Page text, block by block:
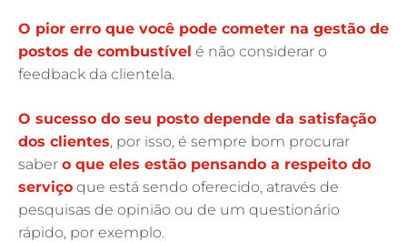
O pior erro que você pode cometer na gestão de
postos de combustível é não considerar o
feedback da clientela.
O sucesso do seu posto depende da satisfação
dos clientes, por isso, é sempre bom procurar
saber o que eles estão pensando a respeito do
serviço que está sendo oferecido, através de
pesquisas de opinião ou de um questionário
rápido, por exemplo.